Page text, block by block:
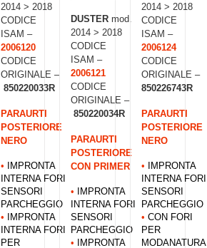
2014 > 2018
CODICE
ISAM –
2006120
CODICE
ORIGINALE –
850220033R
PARAURTI
POSTERIORE
NERO
•
IMPRONTA
INTERNA FORI
SENSORI
PARCHEGGIO
•
IMPRONTA
INTERNA FORI
PER
DUSTERmod.
2014 > 2018
CODICE
ISAM –
2006121
CODICE
ORIGINALE –
850220034R
PARAURTI
POSTERIORE
CON PRIMER
•
IMPRONTA
INTERNA FORI
SENSORI
PARCHEGGIO
•
IMPRONTA
2014 > 2018
CODICE
ISAM –
2006124
CODICE
ORIGINALE –
850226743R
PARAURTI
POSTERIORE
NERO
•
IMPRONTA
INTERNA FORI
SENSORI
PARCHEGGIO
• CON FORI
PER
MODANATURA